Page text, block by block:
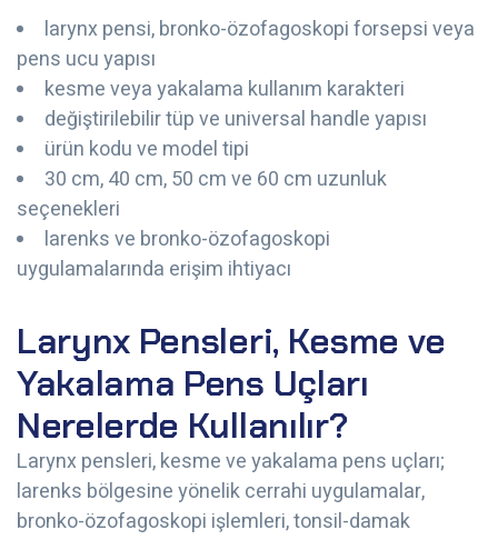
larynx pensi, bronko-özofagoskopi forsepsi veya
pens ucu yapısı
kesme veya yakalama kullanım karakteri
değiştirilebilir tüp ve universal handle yapısı
ürün kodu ve model tipi
30 cm, 40 cm, 50 cm ve 60 cm uzunluk
seçenekleri
larenks ve bronko-özofagoskopi
uygulamalarında erişim ihtiyacı
Larynx Pensleri, Kesme ve
Yakalama Pens Uçları
Nerelerde Kullanılır?
Larynx pensleri, kesme ve yakalama pens uçları;
larenks bölgesine yönelik cerrahi uygulamalar,
bronko-özofagoskopi işlemleri, tonsil-damak